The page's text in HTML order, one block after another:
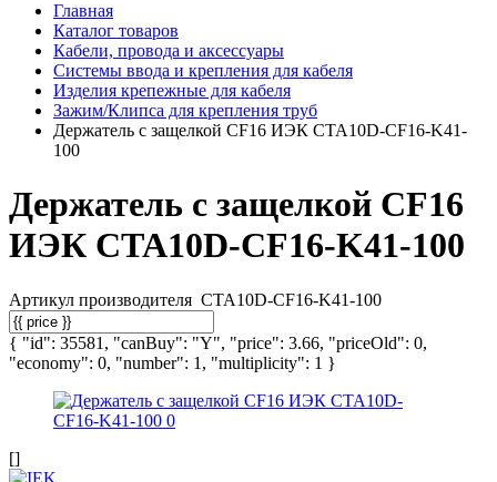
Главная
Каталог товаров
Кабели, провода и аксессуары
Системы ввода и крепления для кабеля
Изделия крепежные для кабеля
Зажим/Клипса для крепления труб
Держатель с защелкой CF16 ИЭК CTA10D-CF16-K41-
100
Держатель с защелкой CF16
ИЭК CTA10D-CF16-K41-100
Артикул производителя CTA10D-CF16-K41-100
{ "id": 35581, "canBuy": "Y", "price": 3.66, "priceOld": 0,
"economy": 0, "number": 1, "multiplicity": 1 }
[]